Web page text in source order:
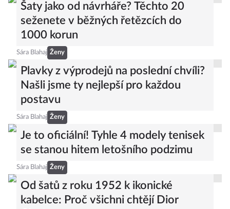
Šaty jako od návrháře? Těchto 20
seženete v běžných řetězcích do
1000 korun
Sára Blahaj Ženy
Plavky z výprodejů na poslední chvíli?
Našli jsme ty nejlepší pro každou
postavu
Sára Blahaj Ženy
Je to oficiální! Tyhle 4 modely tenisek
se stanou hitem letošního podzimu
Sára Blahaj Ženy
Od šatů z roku 1952 k ikonické
kabelce: Proč všichni chtějí Dior